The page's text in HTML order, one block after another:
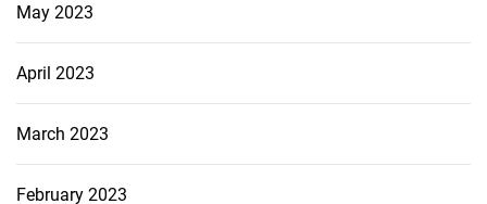
May 2023
April 2023
March 2023
February 2023